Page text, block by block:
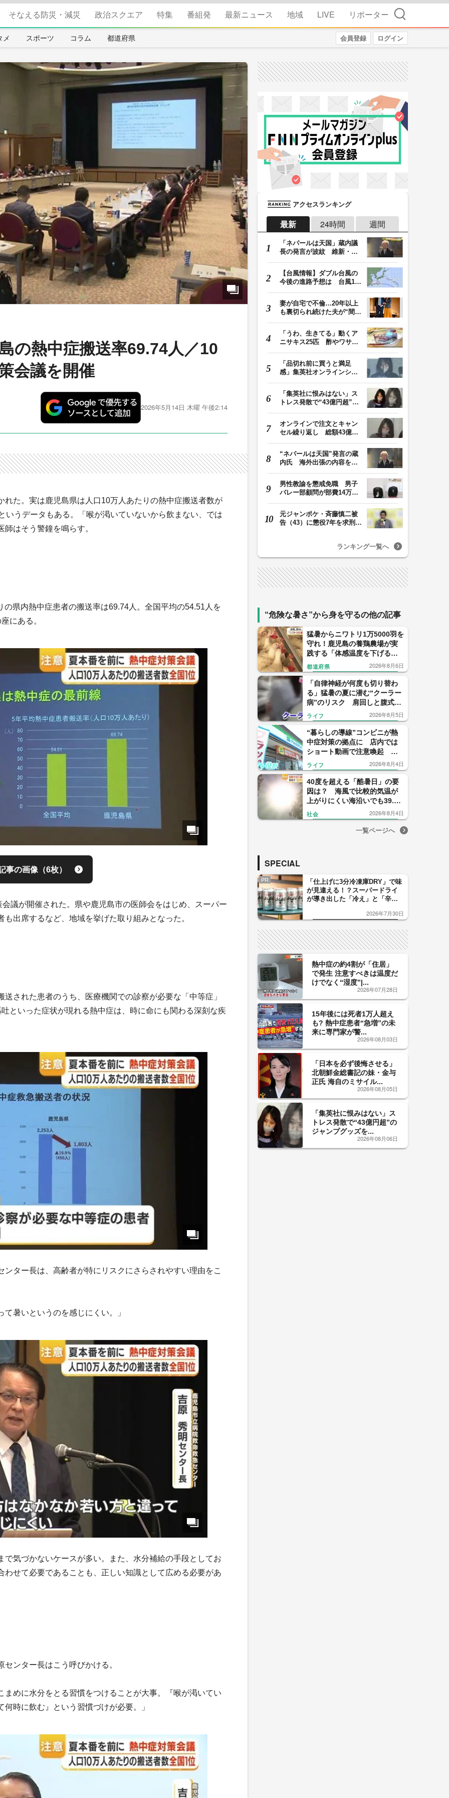
そなえる防災・減災 政治スクエア 特集 番組発 最新ニュース 地域 LIVE リポーター 検索
メ スポーツ コラム 都道府県 会員登録 ログイン
の熱中症搬送率69.74人／10
会議を開催
2026年5月14日 木曜 午後2:14
た。実は鹿児島県は人口10万人あたりの熱中症搬送者数が
いうデータもある。「喉が渇いていないから飲まない、では
はそう警鐘を鳴らす。
県内熱中症患者の搬送率は69.74人。全国平均の54.51人を
にある。
事の画像（6枚）
議が開催された。県や鹿児島市の医師会をはじめ、スーパー
出席するなど、地域を挙げた取り組みとなった。
された患者のうち、医療機関での診察が必要な「中等症」
といった症状が現れる熱中症は、時に命にも関わる深刻な疾
ター長は、高齢者が特にリスクにさらされやすい理由をこ
暑いというのを感じにくい。」
気づかないケースが多い。また、水分補給の手段としてお
せて必要であることも、正しい知識として広める必要があ
ンター長はこう呼びかける。
めに水分をとる習慣をつけることが大事。『喉が渇いてい
時に飲む』という習慣づけが必要。」
アクセスランキング
最新 24時間 週間
「ネパールは天国」蔵内議
長の発言が波紋 維新・吉
【台風情報】ダブル台風の
今後の進路予想は 台風13
妻が自宅で不倫…20年以上
も裏切られ続けた夫が“間
「うわ、生きてる」動くア
ニサキス25匹 酢やワサビ
「品切れ前に買うと満足
感」集英社オンラインショ
「集英社に恨みはない」ス
トレス発散で“43億円超”の
オンラインで注文とキャン
セル繰り返し 総額43億円
“ネパールは天国”発言の蔵
内氏 海外出張の内容を説
男性教諭を懲戒免職 男子
バレー部顧問が部費14万円
元ジャンポケ・斉藤慎二被
告（43）に懲役7年を求刑
ランキング一覧へ
“危険な暑さ”から身を守るの他の記事
猛暑からニワトリ1万5000羽を
守れ！鹿児島の養鶏農場が実
践する「体感温度を下げる」
驚きの暑さ対策
都道府県 2026年8月6日
「自律神経が何度も切り替わ
る」猛暑の夏に潜む“クーラー
病”のリスク 肩回しと腹式呼
吸で不調を撃退
ライフ 2026年8月5日
“暮らしの導線”コンビニが熱
中症対策の拠点に 店内では
ショート動画で注意喚起 ス
タッフは「アンバサダー」と
して地域イベントで啓発活動
も
ライフ 2026年8月4日
40度を超える「酷暑日」の要
因は？ 海風で比較的気温が
上がりにくい海沿いでも39.2
度を観測する危険な暑さ
社会 2026年8月4日
一覧ページへ
SPECIAL
PR
「仕上げに3分冷凍庫DRY」で味
が見違える！？スーパードライ
が導き出した「冷え」と「辛
した「辛口カーブ」が飲み頃の
2026年7月30日
熱中症の約4割が「住居」
で発生 注意すべきは温度だ
けでなく“湿度”|...
2026年07月28日
15年後には死者1万人超え
も? 熱中症患者“急増”の未
来に専門家が警...
2026年08月03日
「日本を必ず後悔させる」
北朝鮮金総書記の妹・金与
正氏 海自のミサイル...
2026年08月05日
「集英社に恨みはない」ス
トレス発散で“43億円超”の
ジャンプグッズを...
2026年08月06日